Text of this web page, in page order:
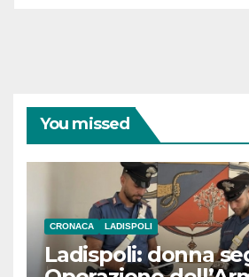
You missed
CRONACA LADISPOLI
Ladispoli: donna